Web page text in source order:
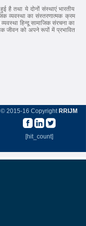
है तथा ये दोनों संस्थाएं भारतीय
व्यवस्था का संस्तरणात्मक क्रम
हिन्दू सामाजिक संरचना का
जीवन को अपने रूपों में प्रभावित
© 2015-16 Copyright RRIJM
[hit_count]